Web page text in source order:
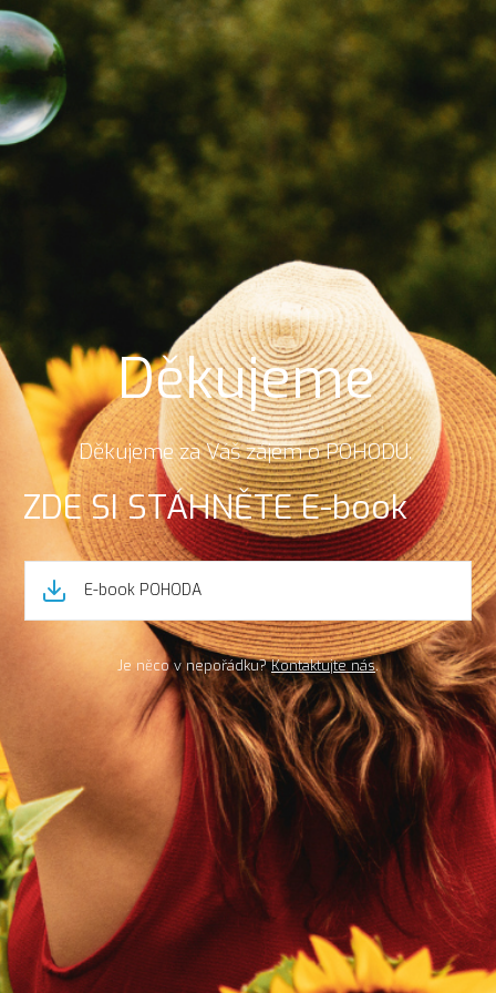
Děkujeme
Děkujeme za Váš zájem o POHODU.
ZDE SI STÁHNĚTE E-book
E-book POHODA
Je něco v nepořádku?Kontaktujte nás.